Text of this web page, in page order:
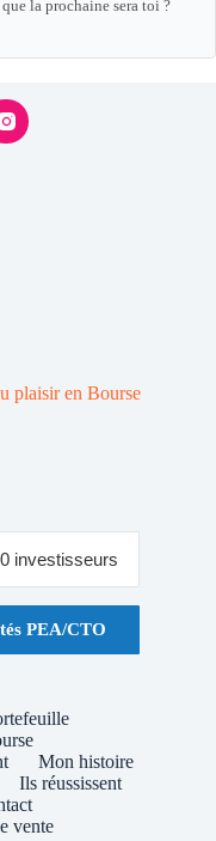
la prochaine sera toi ?
plaisir en Bourse
PEA/CTO
Mon histoire
Ils réussissent
vente